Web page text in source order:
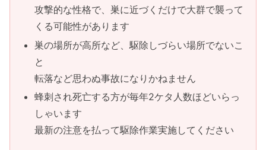
攻撃的な性格で、巣に近づくだけで大群で襲って
くる可能性があります
巣の場所が高所など、駆除しづらい場所でないこ
と
転落など思わぬ事故になりかねません
蜂刺され死亡する方が毎年2ケタ人数ほどいらっ
しゃいます
最新の注意を払って駆除作業実施してください